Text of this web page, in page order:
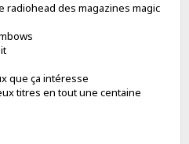
radiohead des magazines magic
que ça intéresse
titres en tout une centaine